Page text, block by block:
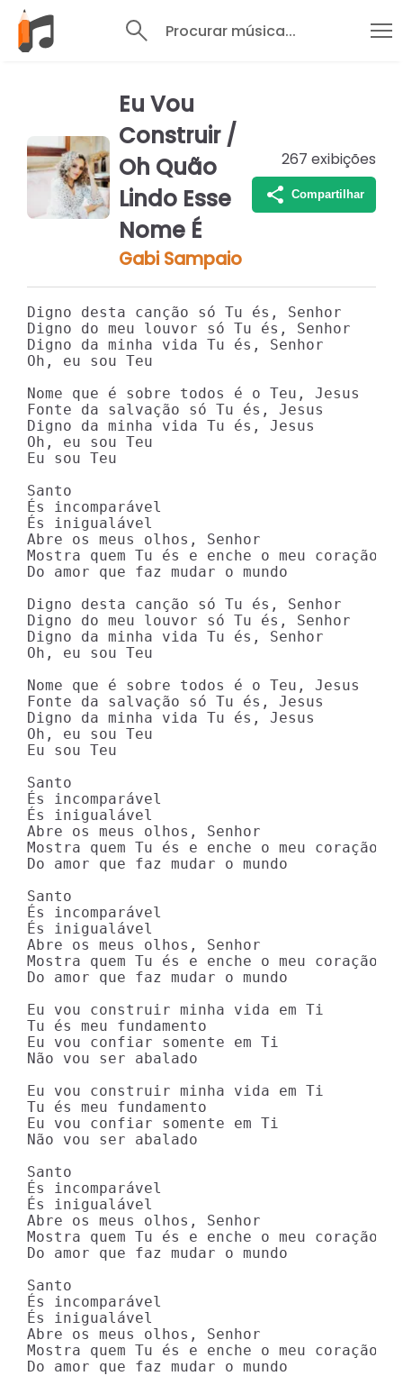
Procurar música...
Eu Vou
Construir /
Oh Quão
Lindo Esse
Nome É
Gabi Sampaio
267 exibições
Compartilhar
Digno desta canção só Tu és, Senhor
Digno do meu louvor só Tu és, Senhor
Digno da minha vida Tu és, Senhor
Oh, eu sou Teu
Nome que é sobre todos é o Teu, Jesus
Fonte da salvação só Tu és, Jesus
Digno da minha vida Tu és, Jesus
Oh, eu sou Teu
Eu sou Teu
Santo
És incomparável
És inigualável
Abre os meus olhos, Senhor
Mostra quem Tu és e enche o meu coração
Do amor que faz mudar o mundo
Digno desta canção só Tu és, Senhor
Digno do meu louvor só Tu és, Senhor
Digno da minha vida Tu és, Senhor
Oh, eu sou Teu
Nome que é sobre todos é o Teu, Jesus
Fonte da salvação só Tu és, Jesus
Digno da minha vida Tu és, Jesus
Oh, eu sou Teu
Eu sou Teu
Santo
És incomparável
És inigualável
Abre os meus olhos, Senhor
Mostra quem Tu és e enche o meu coração
Do amor que faz mudar o mundo
Santo
És incomparável
És inigualável
Abre os meus olhos, Senhor
Mostra quem Tu és e enche o meu coração
Do amor que faz mudar o mundo
Eu vou construir minha vida em Ti
Tu és meu fundamento
Eu vou confiar somente em Ti
Não vou ser abalado
Eu vou construir minha vida em Ti
Tu és meu fundamento
Eu vou confiar somente em Ti
Não vou ser abalado
Santo
És incomparável
És inigualável
Abre os meus olhos, Senhor
Mostra quem Tu és e enche o meu coração
Do amor que faz mudar o mundo
Santo
És incomparável
És inigualável
Abre os meus olhos, Senhor
Mostra quem Tu és e enche o meu coração
Do amor que faz mudar o mundo